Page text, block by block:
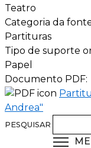
Teatro
Categoria da
Partituras
Tipo de suporte
Papel
Documento PDF:
Andrea"
PESQUISAR